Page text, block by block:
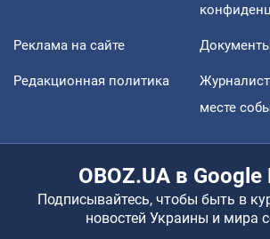
Реклама на сайте
Редакционная политика
месте
OBOZ.UA в Google
Подписывайтесь, чтобы быть в
новостей Украины и мира